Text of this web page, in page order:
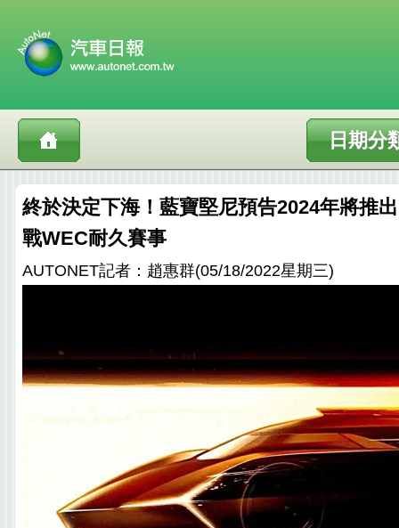
日期分
終於決定下海！藍寶堅尼預告2024年將推
戰WEC耐久賽事
AUTONET記者：趙惠群(05/18/2022星期三)